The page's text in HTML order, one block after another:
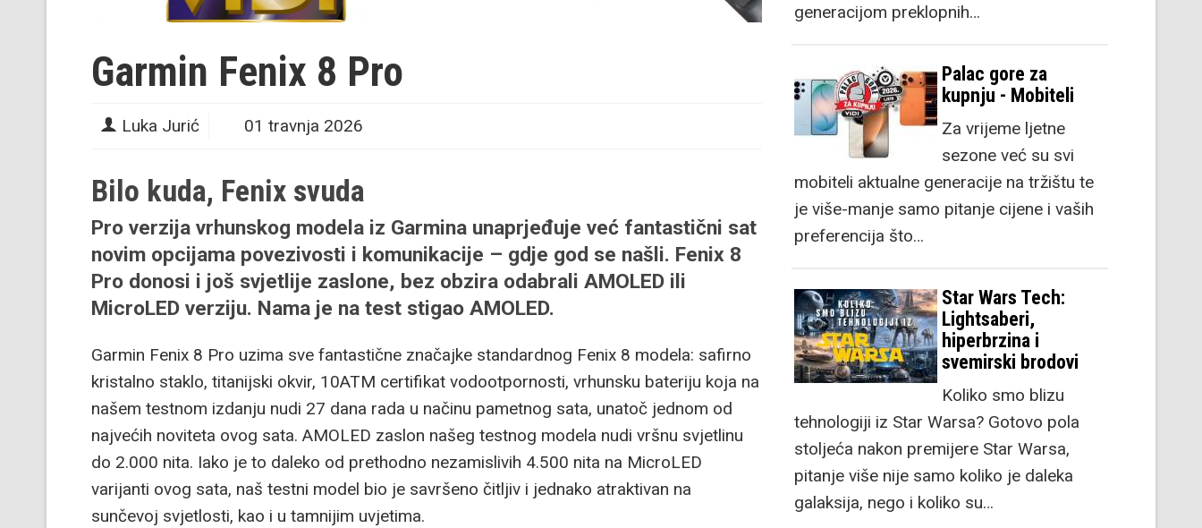
Garmin Fenix 8 Pro
Luka Jurić 01 travnja 2026
Bilo kuda, Fenix svuda
Pro verzija vrhunskog modela iz Garmina unaprjeđuje već fantastični sat
novim opcijama povezivosti i komunikacije – gdje god se našli. Fenix 8
Pro donosi i još svjetlije zaslone, bez obzira odabrali AMOLED ili
MicroLED verziju. Nama je na test stigao AMOLED.
Garmin Fenix 8 Pro uzima sve fantastične značajke standardnog Fenix 8 modela: safirno
kristalno staklo, titanijski okvir, 10ATM certifikat vodootpornosti, vrhunsku bateriju koja na
našem testnom izdanju nudi 27 dana rada u načinu pametnog sata, unatoč jednom od
najvećih noviteta ovog sata. AMOLED zaslon našeg testnog modela nudi vršnu svjetlinu
do 2.000 nita. Iako je to daleko od prethodno nezamislivih 4.500 nita na MicroLED
varijanti ovog sata, naš testni model bio je savršeno čitljiv i jednako atraktivan na
sunčevoj svjetlosti, kao i u tamnijim uvjetima.
generacijom preklopnih…
Palac gore za
kupnju - Mobiteli
Za vrijeme ljetne
sezone već su svi
mobiteli aktualne generacije na tržištu te
je više-manje samo pitanje cijene i vaših
preferencija što…
Star Wars Tech:
Lightsaberi,
hiperbrzina i
svemirski brodovi
Koliko smo blizu
tehnologiji iz Star Warsa? Gotovo pola
stoljeća nakon premijere Star Warsa,
pitanje više nije samo koliko je daleka
galaksija, nego i koliko su…